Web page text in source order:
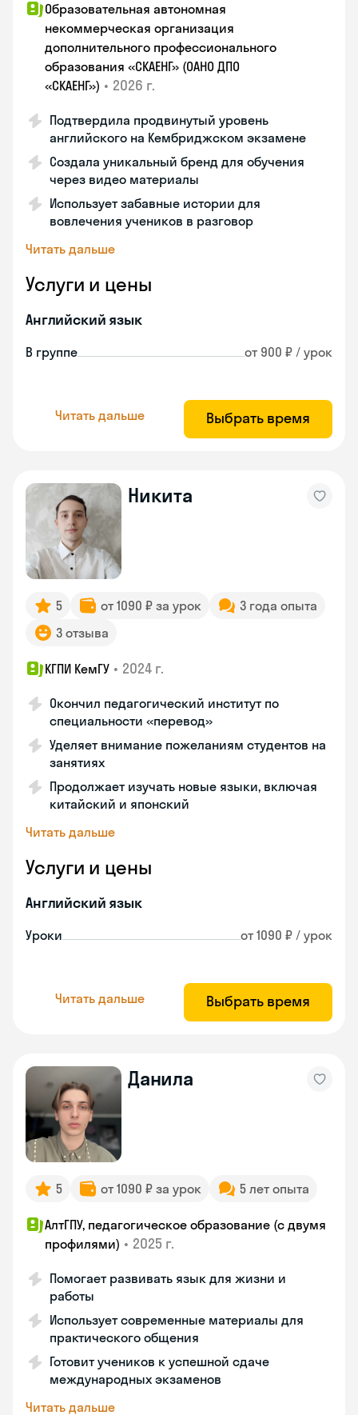
Образовательная автономная
некоммерческая организация
дополнительного профессионального
образования «СКАЕНГ» (ОАНО ДПО
«СКАЕНГ») • 2026 г.
Подтвердила продвинутый уровень
английского на Кембриджском экзамене
Создала уникальный бренд для обучения
через видео материалы
Использует забавные истории для
вовлечения учеников в разговор
Читать дальше
Услуги и цены
Английский язык
В группе от 900 ₽ / урок
Читать дальше Выбрать время
Никита
5 от 1090 ₽ за урок
3 года опыта
3 отзыва
КГПИ КемГУ • 2024 г.
Окончил педагогический институт по
специальности «перевод»
Уделяет внимание пожеланиям студентов на
занятиях
Продолжает изучать новые языки, включая
китайский и японский
Читать дальше
Услуги и цены
Английский язык
Уроки от 1090 ₽ / урок
Читать дальше Выбрать время
Данила
5 от 1090 ₽ за урок 5 лет опыта
АлтГПУ, педагогическое образование (с двумя
профилями) • 2025 г.
Помогает развивать язык для жизни и
работы
Использует современные материалы для
практического общения
Готовит учеников к успешной сдаче
международных экзаменов
Читать дальше